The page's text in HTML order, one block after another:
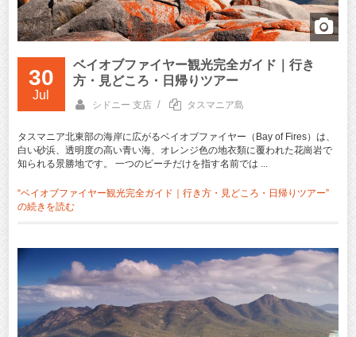
30
Jul
ベイオブファイヤー観光完全ガイド｜行き
方・見どころ・日帰りツアー
シドニー 支店 / タスマニア島
タスマニア北東部の海岸に広がるベイオブファイヤー（Bay of Fires）は、
白い砂浜、透明度の高い青い海、オレンジ色の地衣類に覆われた花崗岩で
知られる景勝地です。 一つのビーチだけを指す名前では ...
“ベイオブファイヤー観光完全ガイド｜行き方・見どころ・日帰りツアー”
の続きを読む